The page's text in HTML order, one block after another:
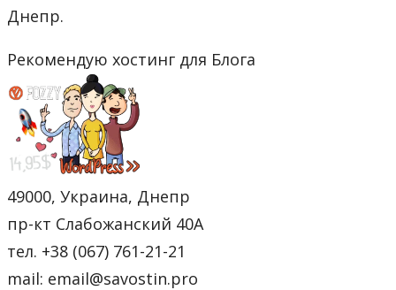
Днепр.
Рекомендую хостинг для Блога
49000, Украина, Днепр
пр-кт Слабожанский 40А
тел. +38 (067) 761-21-21
mail: email@savostin.pro